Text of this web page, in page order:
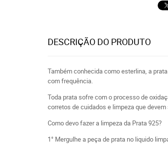
DESCRIÇÃO DO PRODUTO
Também conhecida como esterlina, a
com frequência.
Toda prata sofre com o processo de
corretos de cuidados e limpeza que
Como devo fazer a limpeza da Prata 925?
1° Mergulhe a peça de prata no liquido